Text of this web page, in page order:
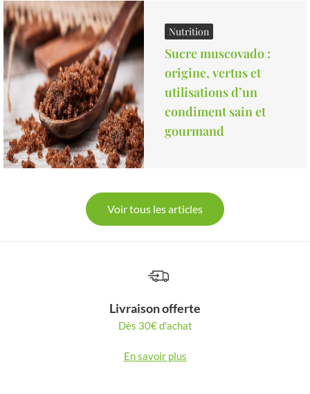
Nutrition
Sucre muscovado :
origine, vertus et
utilisations d’un
condiment sain et
gourmand
Voir tous les articles
Livraison offerte
Dès 30€ d'achat
En savoir plus